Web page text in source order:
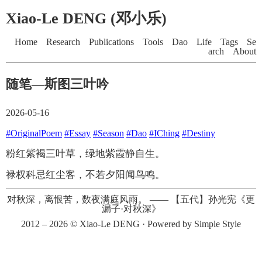
Xiao-Le DENG (邓小乐)
Home Research Publications Tools Dao Life Tags
Se
arch
About
随笔—斯图三叶吟
2026-05-16
#OriginalPoem #Essay #Season #Dao #IChing #Destiny
粉红紫褐三叶草，绿地紫霞静自生。
禄权科忌红尘客，不若夕阳闻鸟鸣。
对秋深，离恨苦，数夜满庭风雨。 ——
【五代】孙光宪《更
漏子·对秋深》
2012 – 2026 © Xiao-Le DENG · Powered by Simple Style